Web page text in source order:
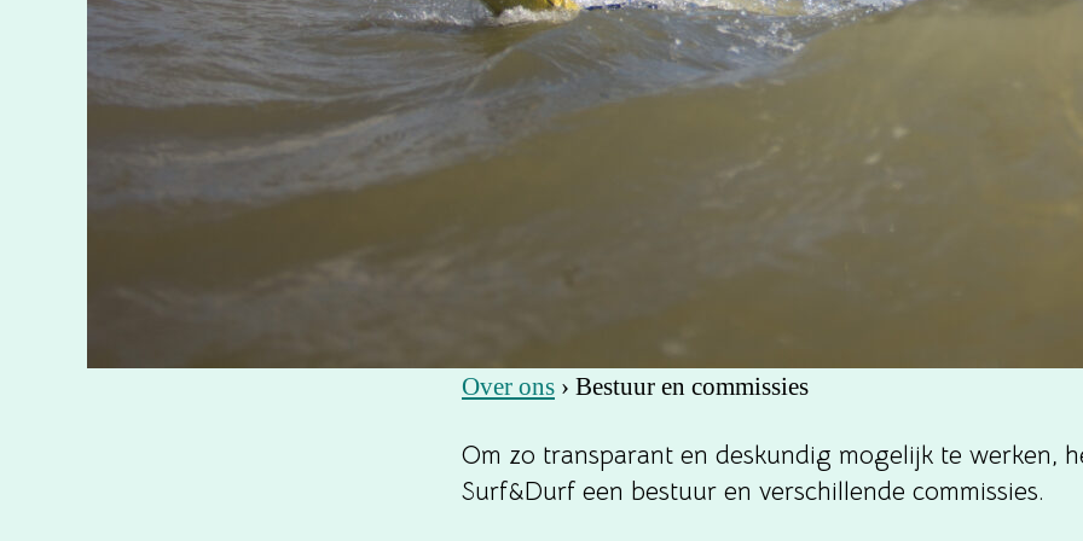
Over ons › Bestuur en commissies
Om zo transparant en deskundig mogelijk te werken,
Surf&Durf een bestuur en verschillende commissies.